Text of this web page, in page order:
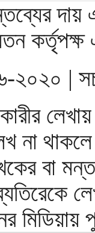
দায়
২০২০ |
না
বা
মিডিয়ায়